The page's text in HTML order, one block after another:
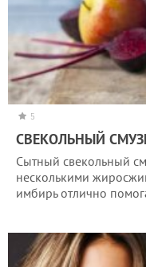
5
СВЕКОЛЬНЫЙ
Сытный свекольный
несколькими
имбирь отлично